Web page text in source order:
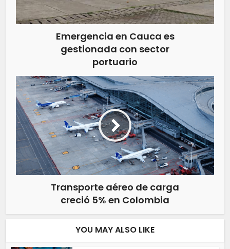
Emergencia en Cauca es
gestionada con sector
portuario
Transporte aéreo de carga
creció 5% en Colombia
YOU MAY ALSO LIKE